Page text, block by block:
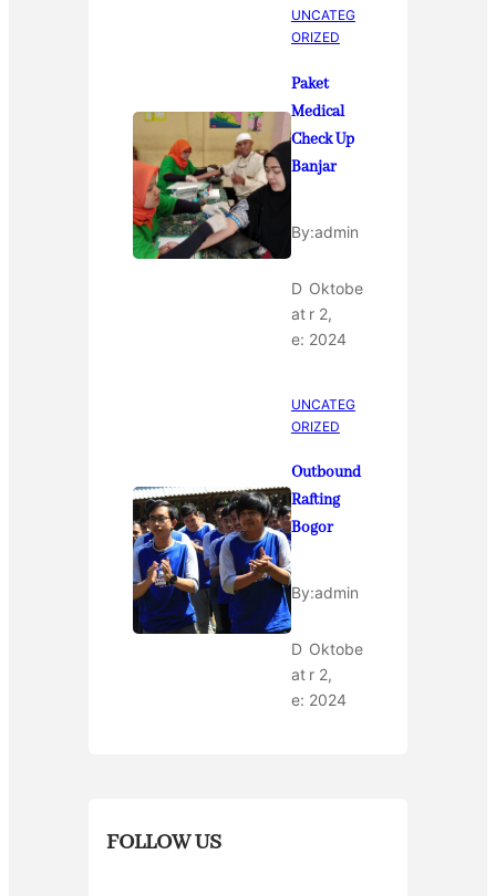
UNCATEG
ORIZED
Paket
Medical
Check Up
Banjar
By:admin
D
at
e:
Oktobe
r 2,
2024
UNCATEG
ORIZED
Outbound
Rafting
Bogor
By:admin
D
at
e:
Oktobe
r 2,
2024
FOLLOW US